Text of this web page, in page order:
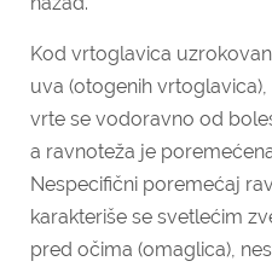
Kod vrtoglavica
uva (otogenih
vrte se vodoravno od
a ravnoteža je
Nespecifični poremećaj
karakteriše se svetlećim
pred očima (omaglica),